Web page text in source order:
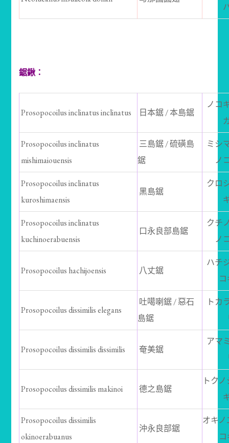
鋸鍬：
Prosopocoilus inclinatus inclinatus 日本鋸 / 本島鋸
ノコ
Prosopocoilus inclinatus
mishimaiouensis
三島鋸 / 硫磺島
鋸
ミシ
ノ
Prosopocoilus inclinatus
kuroshimaensis
黑島鋸
クロ
Prosopocoilus inclinatus
kuchinoerabuensis
口永良部島鋸
クチ
ノ
Prosopocoilus hachijoensis 八丈鋸
ハチ
Prosopocoilus dissimilis elegans
吐噶喇鋸 / 惡石
島鋸
トカ
Prosopocoilus dissimilis dissimilis 奄美鋸
アマ
Prosopocoilus dissimilis makinoi 德之島鋸
トク
Prosopocoilus dissimilis
okinoerabuanus
沖永良部鋸
オキ